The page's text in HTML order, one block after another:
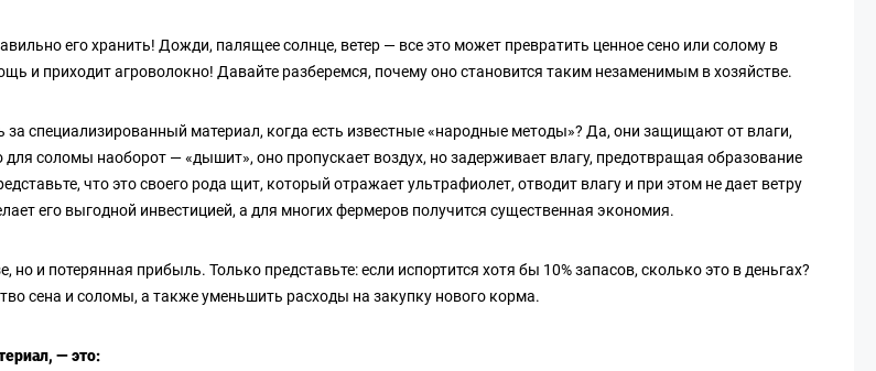
его хранить! Дожди, палящее солнце, ветер — все это может превратить ценное сено или солому в
и приходит агроволокно! Давайте разберемся, почему оно становится таким незаменимым в хозяйстве.
специализированный материал, когда есть известные «народные методы»? Да, они защищают от влаги,
соломы наоборот — «дышит», оно пропускает воздух, но задерживает влагу, предотвращая образование
что это своего рода щит, который отражает ультрафиолет, отводит влагу и при этом не дает ветру
его выгодной инвестицией, а для многих фермеров получится существенная экономия.
и потерянная прибыль. Только представьте: если испортится хотя бы 10% запасов, сколько это в деньгах?
сена и соломы, а также уменьшить расходы на закупку нового корма.
— это: